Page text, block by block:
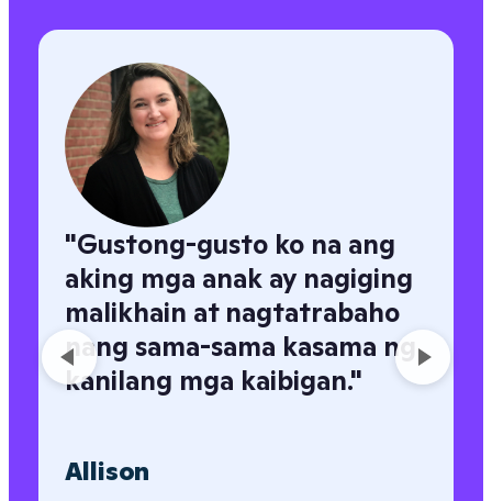
"Gustong-gusto ko na ang
aking mga anak ay nagiging
malikhain at nagtatrabaho
nang sama-sama kasama ng
kanilang mga kaibigan."
Allison